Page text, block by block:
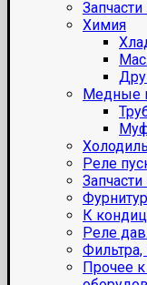
Химия
Медные
Реле
К
Реле
Фильтра,
Прочее